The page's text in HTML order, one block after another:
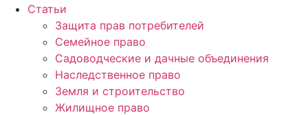
Статьи
Защита прав потребителей
Семейное право
Садоводческие и дачные объединения
Наследственное право
Земля и строительство
Жилищное право